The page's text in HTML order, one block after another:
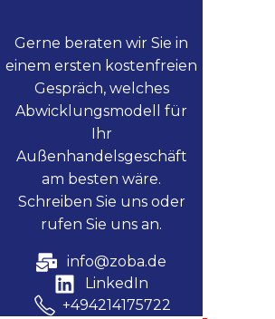
Gerne beraten wir Sie in
einem ersten kostenfreien
Gespräch, welches
Abwicklungsmodell für
Ihr
Außenhandelsgeschäft
am besten wäre.
Schreiben Sie uns oder
rufen Sie uns an.
info@zoba.de
LinkedIn
+494214175722